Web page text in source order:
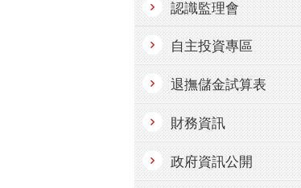
認識監理會
自主投資專區
退撫儲金試算表
財務資訊
政府資訊公開